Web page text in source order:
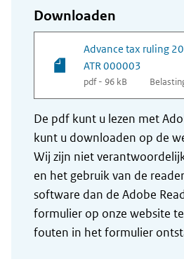
Downloaden
Advance tax ruling
ATR 000003
pdf - 96 kB
De pdf kunt u lezen met
kunt u downloaden op de
Wij zijn niet
en het gebruik van de
software dan de Adobe
formulier op onze website
fouten in het formulier